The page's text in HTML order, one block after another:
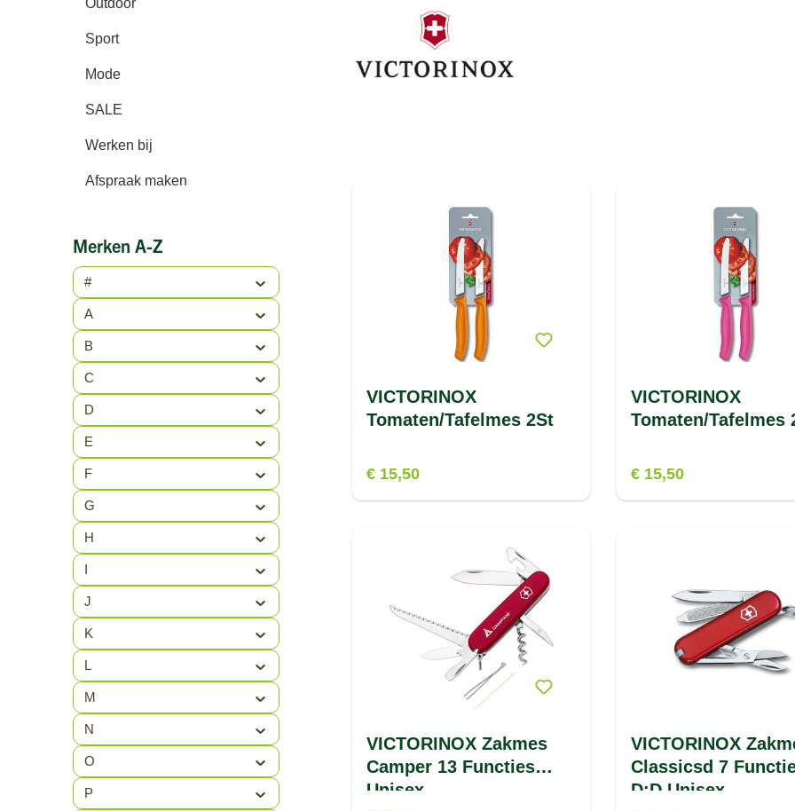
Outdoor
Sport
Mode
SALE
Werken bij
Afspraak maken
Merken A-Z
#
A
B
C
D
E
F
G
H
I
J
K
L
M
N
O
P
VICTORINOX
Tomaten/Tafelmes 2St
€ 15,50
VICTORINOX
Tomaten/Tafelmes
€ 15,50
VICTORINOX Zakmes
Camper 13 Functies
Unisex
VICTORINOX
Classicsd 7
D:D Unisex